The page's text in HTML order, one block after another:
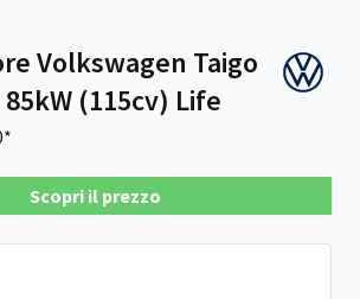
Volkswagen Taigo
85kW (115cv) Life
Scopri il prezzo